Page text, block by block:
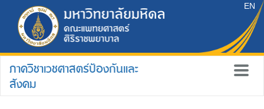
EN
ภาควิชาเวชศาสตร์ป้องกันและ
สังคม